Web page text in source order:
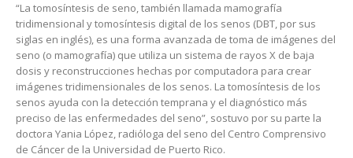
“La tomosíntesis de seno, también llamada mamografía
tridimensional y tomosíntesis digital de los senos (DBT, por sus
siglas en inglés), es una forma avanzada de toma de imágenes del
seno (o mamografía) que utiliza un sistema de rayos X de baja
dosis y reconstrucciones hechas por computadora para crear
imágenes tridimensionales de los senos. La tomosíntesis de los
senos ayuda con la detección temprana y el diagnóstico más
preciso de las enfermedades del seno”, sostuvo por su parte la
doctora Yania López, radióloga del seno del Centro Comprensivo
de Cáncer de la Universidad de Puerto Rico.